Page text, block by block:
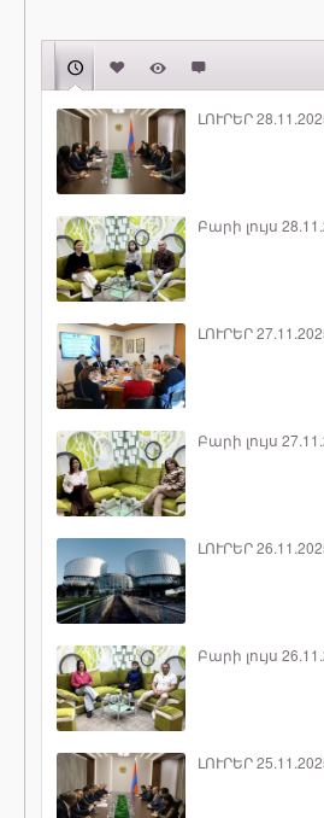
ԼՈՒՐԵՐ
Բարի լույս
ԼՈՒՐԵՐ
Բարի լույս
ԼՈՒՐԵՐ
Բարի լույս
ԼՈՒՐԵՐ